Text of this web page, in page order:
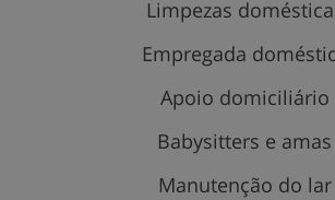
Limpezas
Empregada
Apoio domiciliário
Babysitters e amas
Manutenção do lar